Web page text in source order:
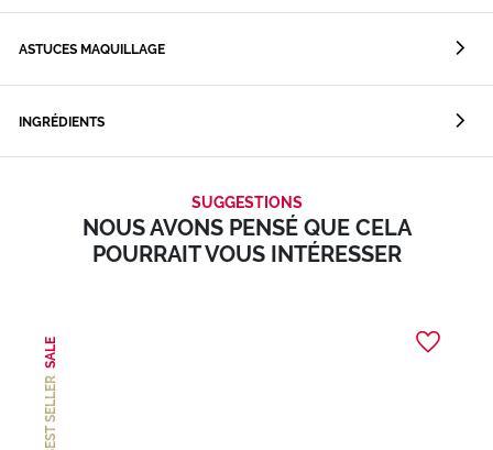
ASTUCES MAQUILLAGE
INGRÉDIENTS
SUGGESTIONS
NOUS AVONS PENSÉ QUE CELA
POURRAIT VOUS INTÉRESSER
BEST SELLER
SALE